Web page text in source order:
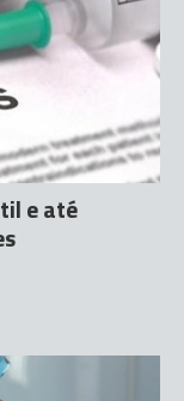
e até